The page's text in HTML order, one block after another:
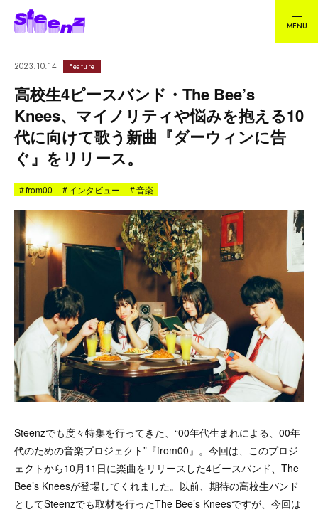
2023.10.14 Feature
高校生4ピースバンド・The Bee’s
Knees、マイノリティや悩みを抱える10
代に向けて歌う新曲『ダーウィンに告
ぐ』をリリース。
#from00 #インタビュー #音楽
Steenzでも度々特集を行ってきた、“00年代生まれによる、00年
代のための音楽プロジェクト”『from00』。今回は、このプロジ
ェクトから10月11日に楽曲をリリースした4ピースバンド、The
Bee’s Kneesが登場してくれました。以前、期待の高校生バンド
としてSteenzでも取材を行ったThe Bee’s Kneesですが、今回は